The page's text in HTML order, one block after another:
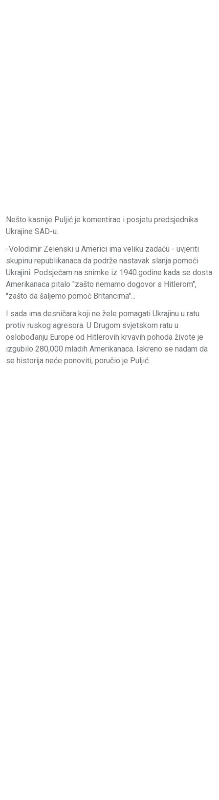
Nešto kasnije Puljić je komentirao i posjetu predsjednika
Ukrajine SAD-u.
-Volodimir Zelenski u Americi ima veliku zadaću - uvjeriti
skupinu republikanaca da podrže nastavak slanja pomoći
Ukrajini. Podsjećam na snimke iz 1940.godine kada se dosta
Amerikanaca pitalo "zašto nemamo dogovor s Hitlerom",
"zašto da šaljemo pomoć Britancima"...
I sada ima desničara koji ne žele pomagati Ukrajinu u ratu
protiv ruskog agresora. U Drugom svjetskom ratu u
oslobođanju Europe od Hitlerovih krvavih pohoda živote je
izgubilo 280,000 mladih Amerikanaca. Iskreno se nadam da
se historija neće ponoviti, poručio je Puljić.